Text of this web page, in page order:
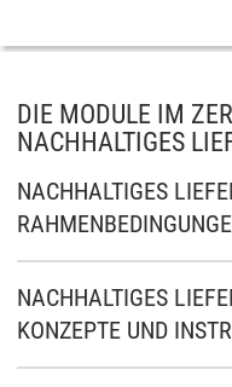
DIE MODULE IM
NACHHALTIGES
NACHHALTIGES
NACHHALTIGES
KONZEPTE UND